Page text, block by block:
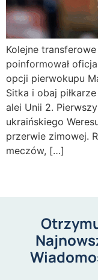
Kolejne
poinformował
opcji pierwokupu
Sitka i obaj
alei Unii 2.
ukraińskiego
przerwie zimowej.
meczów, […]